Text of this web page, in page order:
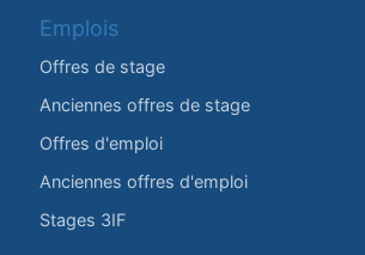
Emplois
Offres de stage
Anciennes offres de stage
Offres d'emploi
Anciennes offres d'emploi
Stages 3IF